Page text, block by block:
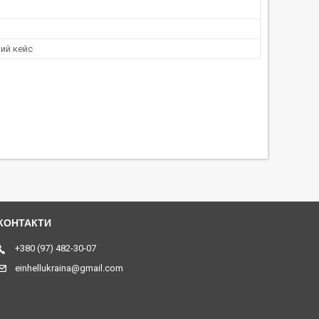
кейс
+380 (97) 482-30-07
einhellukraina@gmail.com